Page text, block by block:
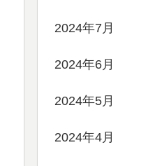
2024年7月
2024年6月
2024年5月
2024年4月